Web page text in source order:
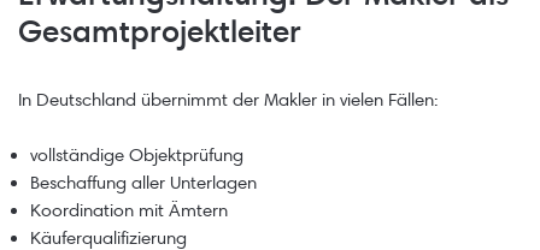
Gesamtprojektleiter
In Deutschland übernimmt der Makler in vielen Fällen:
vollständige Objektprüfung
Beschaffung aller Unterlagen
Koordination mit Ämtern
Käuferqualifizierung